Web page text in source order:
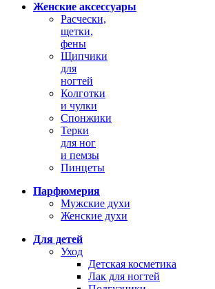
Женские аксессуары
Расчески,
щетки,
фены
Щипчики
для
ногтей
Колготки
и чулки
Спонжики
Терки
для ног
и пемзы
Пинцеты
Парфюмерия
Мужские духи
Женские духи
Для детей
Уход
Детская косметика
Лак для ногтей